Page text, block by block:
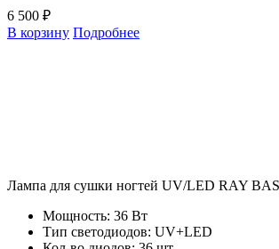
6 500 ₽
В корзину Подробнее
Лампа для сушки ногтей UV/LED RAY
Мощность: 36 Вт
Тип светодиодов: UV+LED